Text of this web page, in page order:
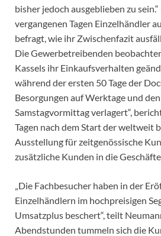
bisher jedoch ausgeblieben zu
vergangenen Tagen Einzelhändler
befragt, wie ihr Zwischenfazit
Die Gewerbetreibenden
Kassels ihr Einkaufsverhalten
während der ersten 50 Tage der
Besorgungen auf Werktage und
Samstagvormittag verlagert“,
Tagen nach dem Start der weltweit
Ausstellung für zeitgenössische
zusätzliche Kunden in die
„Die Fachbesucher haben in der
Einzelhändlern im hochpreisigen
Umsatzplus beschert“, teilt
Abendstunden tummeln sich die